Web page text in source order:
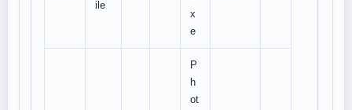
ile
x
e
P
h
ot